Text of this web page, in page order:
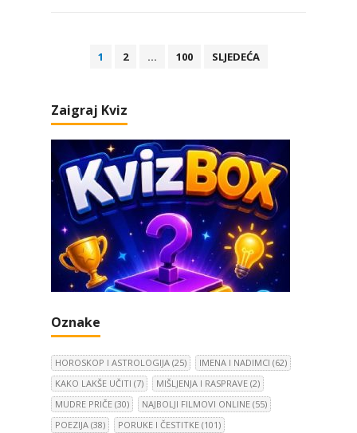
j
n
a
o
b
j
a
v
1 2 … 100 SLJEDEĆA
Zaigraj Kviz
Oznake
HOROSKOP I ASTROLOGIJA (25) IMENA I NADIMCI (62)
KAKO LAKŠE UČITI (7) MIŠLJENJA I RASPRAVE (2)
MUDRE PRIČE (30) NAJBOLJI FILMOVI ONLINE (55)
POEZIJA (38) PORUKE I ČESTITKE (101)